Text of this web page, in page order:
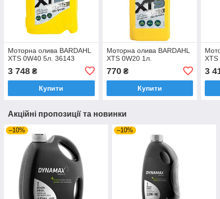
Моторна олива BARDAHL
XTS 0W40 5л. 36143
3 748 ₴
Купити
Моторна олива BARDAHL
XTS 0W20 1л.
770₴
Купити
XTS
3
Акційні пропозиції та новинки
–10% –10%